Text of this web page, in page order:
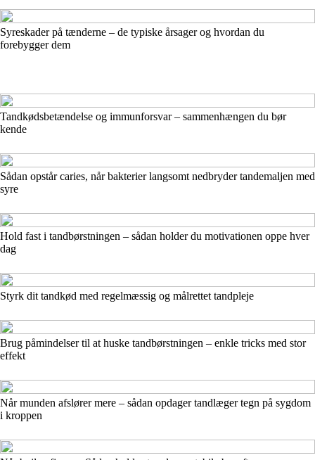
Syreskader på tænderne – de typiske årsager og hvordan du
forebygger dem
Tandkødsbetændelse og immunforsvar – sammenhængen du bør
kende
Sådan opstår caries, når bakterier langsomt nedbryder tandemaljen med
syre
Hold fast i tandbørstningen – sådan holder du motivationen oppe hver
dag
Styrk dit tandkød med regelmæssig og målrettet tandpleje
Brug påmindelser til at huske tandbørstningen – enkle tricks med stor
effekt
Når munden afslører mere – sådan opdager tandlæger tegn på sygdom
i kroppen